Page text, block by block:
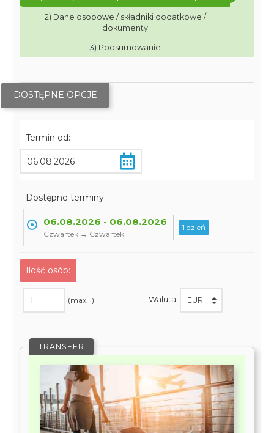
2) Dane osobowe / składniki dodatkowe /
dokumenty
3) Podsumowanie
DOSTĘPNE OPCJE
Termin od:
Dostępne terminy:
06.08.2026 - 06.08.2026
Czwartek → Czwartek
1 dzień
Ilość osób:
(max. 1) Waluta:
TRANSFER